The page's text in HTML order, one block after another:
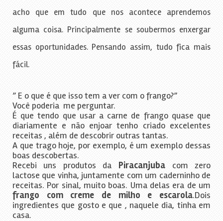
acho que em tudo que nos acontece aprendemos
alguma coisa. Principalmente se soubermos enxergar
essas oportunidades. Pensando assim, tudo fica mais
fácil.
” E o que é que isso tem a ver com o frango?”
Você poderia me perguntar.
É que tendo que usar a carne de frango quase que
diariamente e não enjoar tenho criado excelentes
receitas , além de descobrir outras tantas.
A que trago hoje, por exemplo, é um exemplo dessas
boas descobertas.
Recebi uns produtos da Piracanjuba com zero
lactose que vinha, juntamente com um caderninho de
receitas. Por sinal, muito boas. Uma delas era de um
frango com creme de milho e escarola.Dois
ingredientes que gosto e que , naquele dia, tinha em
casa.